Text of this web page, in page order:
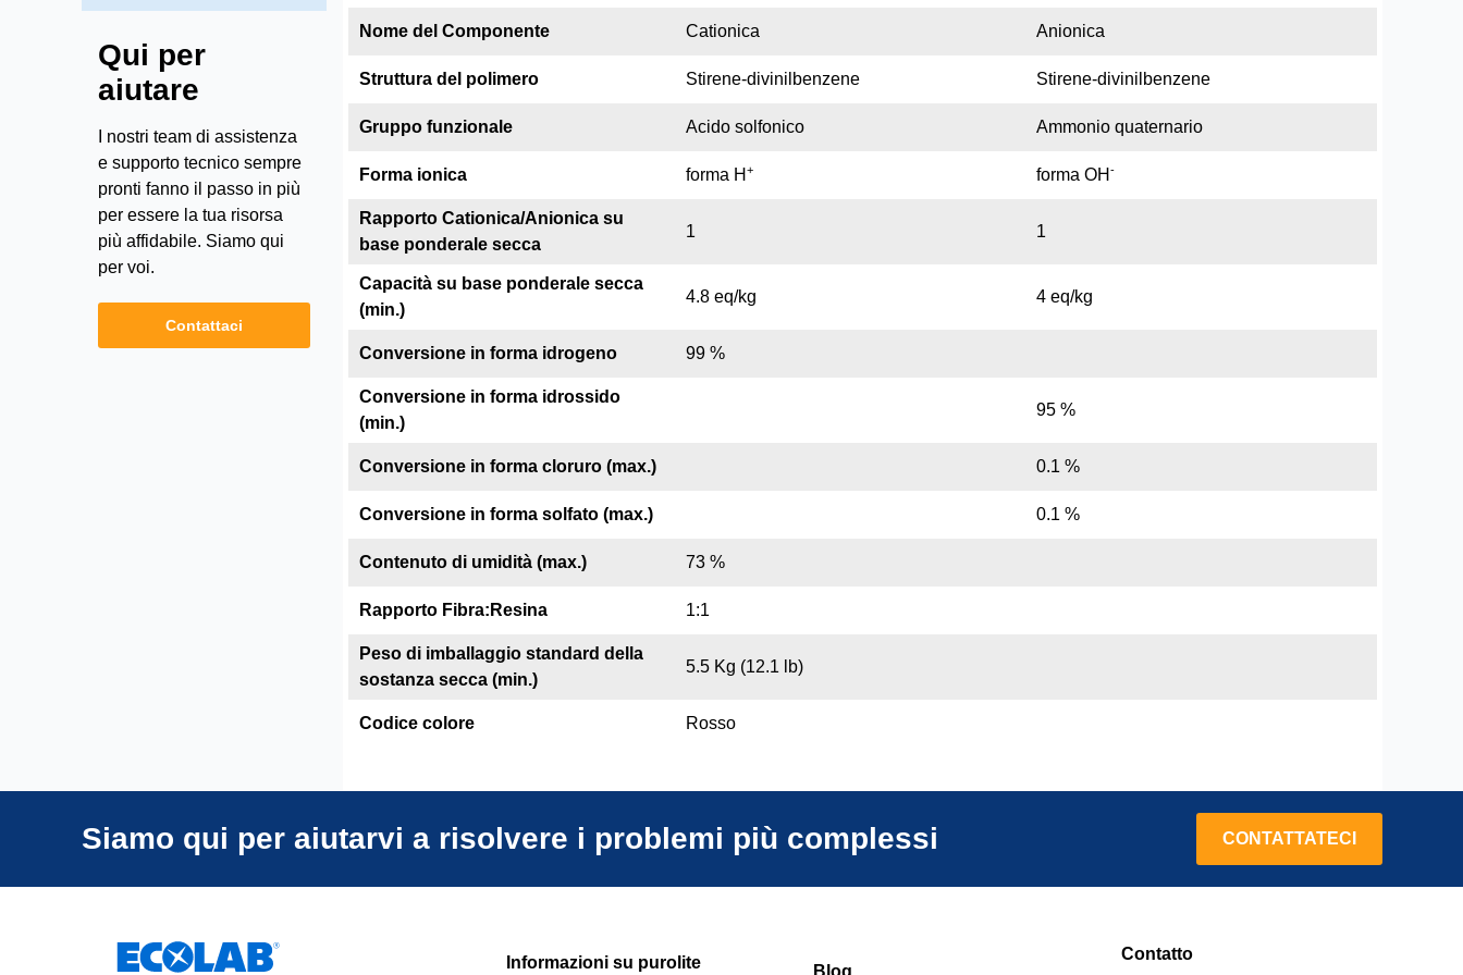
Qui per
aiutare
I nostri team di assistenza
e supporto tecnico sempre
pronti fanno il passo in più
per essere la tua risorsa
più affidabile. Siamo qui
per voi.
Contattaci
Nome del Componente Cationica Anionica
Struttura del polimero Stirene-divinilbenzene Stirene-divinilbenzene
Gruppo funzionale Acido solfonico Ammonio quaternario
Forma ionica forma H + forma OH -
Rapporto Cationica/Anionica su
base ponderale secca
1 1
Capacità su base ponderale secca
(min.)
4.8 eq/kg 4 eq/kg
Conversione in forma idrogeno 99 %
Conversione in forma idrossido
(min.)
95 %
Conversione in forma cloruro (max.) 0.1 %
Conversione in forma solfato (max.) 0.1 %
Contenuto di umidità (max.) 73 %
Rapporto Fibra:Resina 1:1
Peso di imballaggio standard della
sostanza secca (min.)
5.5 Kg (12.1 lb)
Codice colore Rosso
Siamo qui per aiutarvi a risolvere i problemi più complessi CONTATTATECI
Informazioni su purolite Blog
Contatto